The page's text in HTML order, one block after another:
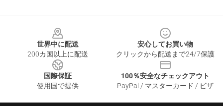
世界中に配送
200カ国以上に配送
安心してお買い物
クリックから配送まで24/7保護
国際保証
使用国で提供
100％安全なチェックアウト
PayPal / マスターカード / ビザ